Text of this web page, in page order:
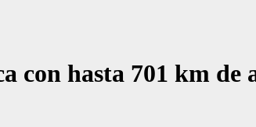
con hasta 701 km de